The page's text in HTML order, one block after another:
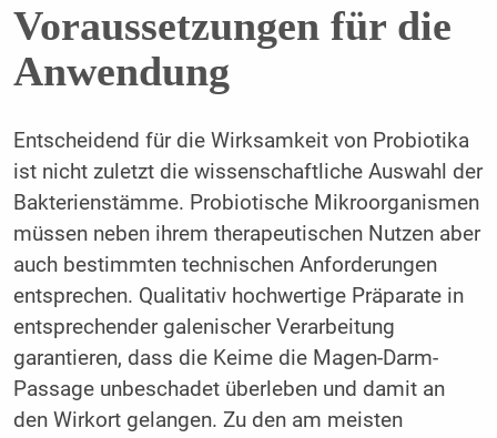
Voraussetzungen für die
Anwendung
Entscheidend für die Wirksamkeit von Probiotika
ist nicht zuletzt die wissenschaftliche Auswahl der
Bakterienstämme. Probiotische Mikroorganismen
müssen neben ihrem therapeutischen Nutzen aber
auch bestimmten technischen Anforderungen
entsprechen. Qualitativ hochwertige Präparate in
entsprechender galenischer Verarbeitung
garantieren, dass die Keime die Magen-Darm-
Passage unbeschadet überleben und damit an
den Wirkort gelangen. Zu den am meisten